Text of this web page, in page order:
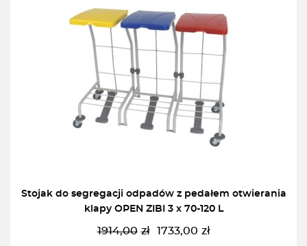
Stojak do segregacji odpadów z pedałem otwierania
klapy OPEN ZIBI 3 x 70-120 L
1914,00 zł
Pierwotna
1733,00 zł
Aktualna